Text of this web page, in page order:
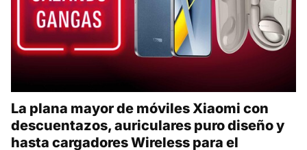
La plana mayor de móviles Xiaomi con
descuentazos, auriculares puro diseño y
hasta cargadores Wireless para el